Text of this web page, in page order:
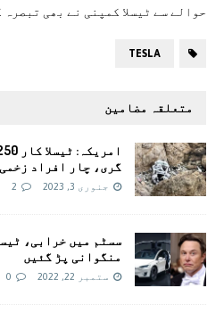
حوالے سے ٹیسلا کمپنی نے بھی تبصرہ
TESLA
متعلقہ مضامین
گری، چار افراد زخمی
جنوری 3, 2023 2
منگوانی پڑ گئیں
ستمبر 22, 2022 0